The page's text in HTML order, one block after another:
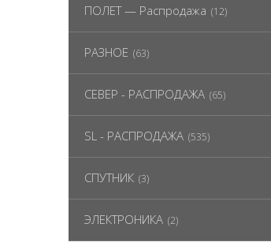
ПОЛЕТ — Распродажа (12)
РАЗНОЕ (63)
СЕВЕР - РАСПРОДАЖА (65)
SL - РАСПРОДАЖА (535)
СПУТНИК (3)
ЭЛЕКТРОНИКА (2)